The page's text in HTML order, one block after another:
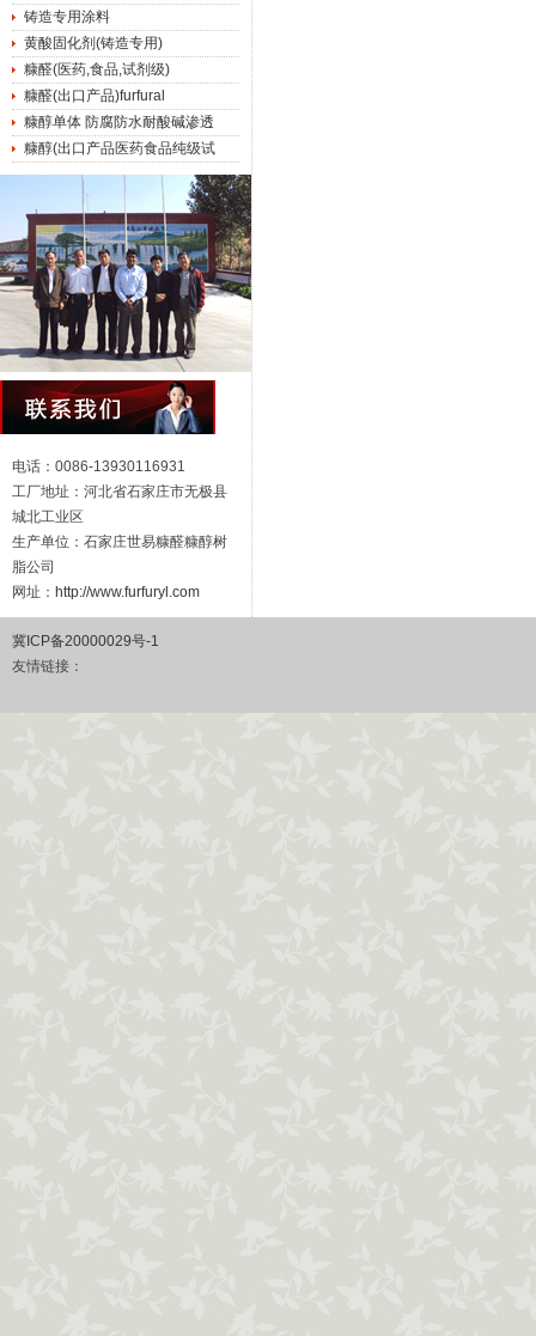
铸造专用涂料
黄酸固化剂(铸造专用)
糠醛(医药,食品,试剂级)
糠醛(出口产品)furfural
糠醇单体 防腐防水耐酸碱渗透
糠醇(出口产品医药食品纯级试
电话：0086-13930116931
工厂地址：河北省石家庄市无极县
城北工业区
生产单位：石家庄世易糠醛糠醇树
脂公司
网址： http://www.furfuryl.com
冀ICP备20000029号-1
友情链接：